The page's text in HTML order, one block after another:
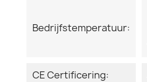
Bedrijfstemperatuur:
CE Certificering: